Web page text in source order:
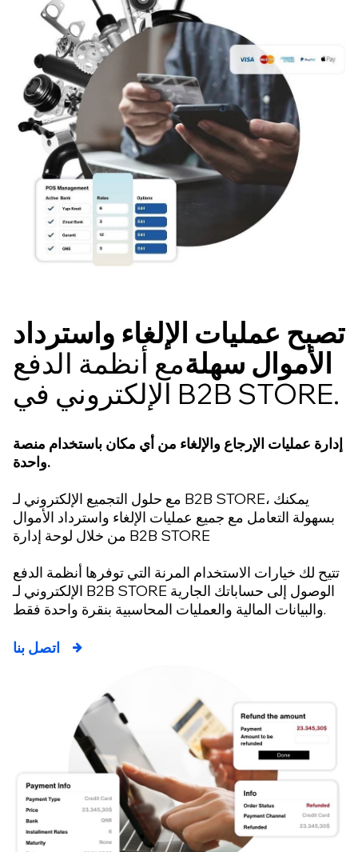
تصبح عمليات الإلغاء واسترداد
الأموال سهلةمع أنظمة الدفع
الإلكتروني في B2B STORE.
إدارة عمليات الإرجاع والإلغاء من أي مكان باستخدام منصة
واحدة.
مع حلول التجميع الإلكتروني لـ B2B STORE، يمكنك
بسهولة التعامل مع جميع عمليات الإلغاء واسترداد الأموال
من خلال لوحة إدارة B2B STORE
تتيح لك خيارات الاستخدام المرنة التي توفرها أنظمة الدفع
الإلكتروني لـ B2B STORE الوصول إلى حساباتك الجارية
والبيانات المالية والعمليات المحاسبية بنقرة واحدة فقط.
اتصل بنا